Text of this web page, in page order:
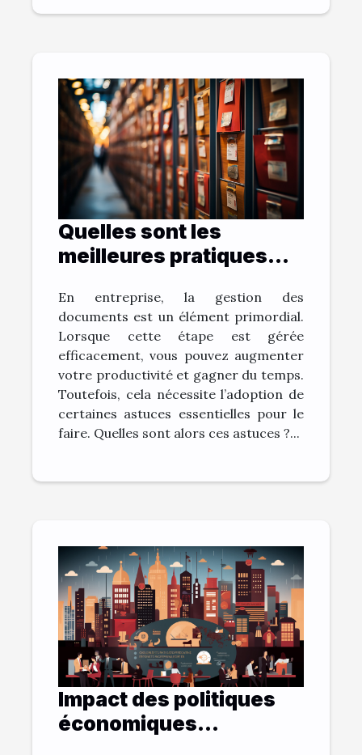
Quelles sont les
meilleures pratiques
documents et gagner
du temps ?
En entreprise, la gestion des
documents est un élément primordial.
Lorsque cette étape est gérée
efficacement, vous pouvez augmenter
votre productivité et gagner du temps.
Toutefois, cela nécessite l’adoption de
certaines astuces essentielles pour le
faire. Quelles sont alors ces astuces ?...
Impact des politiques
économiques